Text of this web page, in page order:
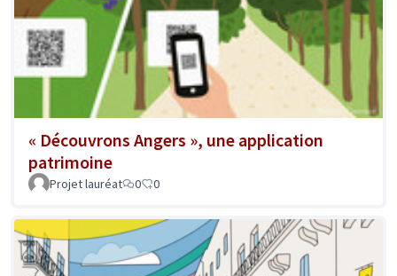
« Découvrons Angers », une application
patrimoine
Projet lauréat 0 0